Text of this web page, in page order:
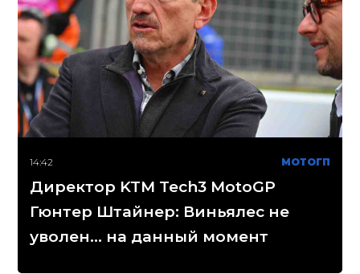
14:42 МОТОГП
Директор KTM Tech3 MotoGP
Гюнтер Штайнер: Виньялес не
уволен... на данный момент